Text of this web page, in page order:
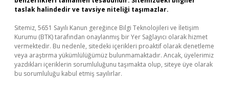
taslak halindedir ve tavsiye niteliği taşımazlar.
Sitemiz, 5651 Sayılı Kanun gereğince Bilgi Teknolojileri ve İletişim
Kurumu (BTK) tarafından onaylanmış bir Yer Sağlayıcı olarak hizmet
vermektedir. Bu nedenle, sitedeki içerikleri proaktif olarak denetleme
veya araştırma yükümlülüğümüz bulunmamaktadır. Ancak, üyelerimiz
yazdıkları içeriklerin sorumluluğunu taşımakta olup, siteye üye olarak
bu sorumluluğu kabul etmiş sayılırlar.